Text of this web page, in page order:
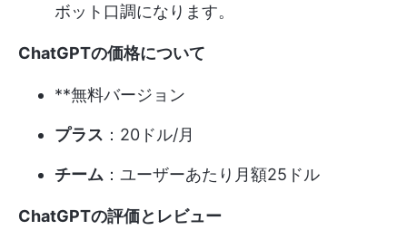
ボット口調になります。
ChatGPTの価格について
**無料バージョン
プラス ：20ドル/月
チーム ：ユーザーあたり月額25ドル
ChatGPTの評価とレビュー